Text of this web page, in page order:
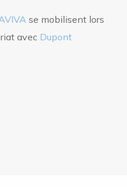
se mobilisent lors
avec Dupont